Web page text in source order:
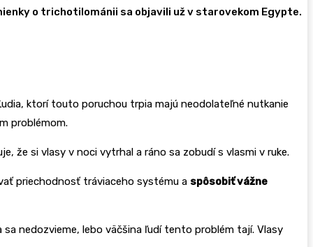
o trichotilománii sa objavili už v starovekom Egypte.
ktorí touto poruchou trpia majú neodolateľné nutkanie
problémom.
že si vlasy v noci vytrhal a ráno sa zobudí s vlasmi v ruke.
priechodnosť tráviaceho systému a spôsobiť vážne
sa nedozvieme, lebo väčšina ľudí tento problém tají. Vlasy